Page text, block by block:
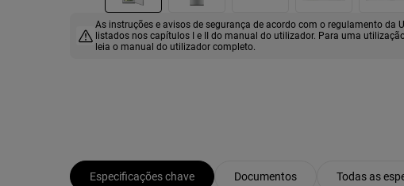
As instruções e avisos de segurança de acordo com o regulamento da
listados nos capítulos I e II do manual do utilizador. Para uma
leia o manual do utilizador completo.
Especificações chave Documentos Todas as